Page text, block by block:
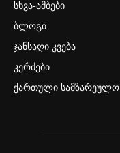
სხვა-ამბები
ბლოგი
ჯანსაღი კვება
კერძები
ქართული სამზარეულო